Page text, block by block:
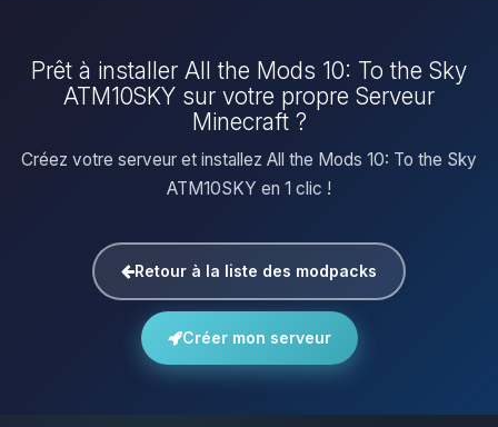
Prêt à installer All the Mods 10: To the Sky
ATM10SKY sur votre propre Serveur
Minecraft ?
Créez votre serveur et installez All the Mods 10: To the Sky
ATM10SKY en 1 clic !
Retour à la liste des modpacks
Créer mon serveur